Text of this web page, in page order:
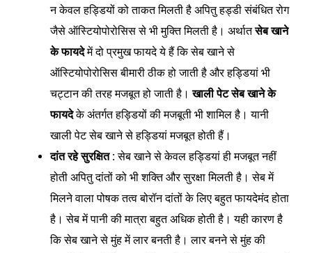
न केवल हड्डियों को ताकत मिलती है अपितु हड्डी संबंधित रोग
जैसे ऑस्टियोपोरोसिस से भी मुक्ति मिलती है। अर्थातसेब खाने
के फायदेमें दो प्रमुख फायदे ये हैं कि सेब खाने से
ऑस्टियोपोरोसिस बीमारी ठीक हो जाती है और हड्डियां भी
चट्टान की तरह मजबूत हो जाती है।खाली पेट सेब खाने के
फायदेके अंतर्गत हड्डियों की मजबूती भी शामिल है। यानी
खाली पेट सेब खाने से हड्डियां मजबूत होती हैं।
दांत रहे सुरक्षित :सेब खाने से केवल हड्डियां ही मजबूत नहीं
होती अपितु दांतों को भी शक्ति और सुरक्षा मिलती है। सेब में
मिलने वाला पोषक तत्व बोरॉन दांतों के लिए बहुत फायदेमंद होता
है। सेब में पानी की मात्रा बहुत अधिक होती है। यही कारण है
कि सेब खाने से मुंह में लार बनती है। लार बनने से मुंह की